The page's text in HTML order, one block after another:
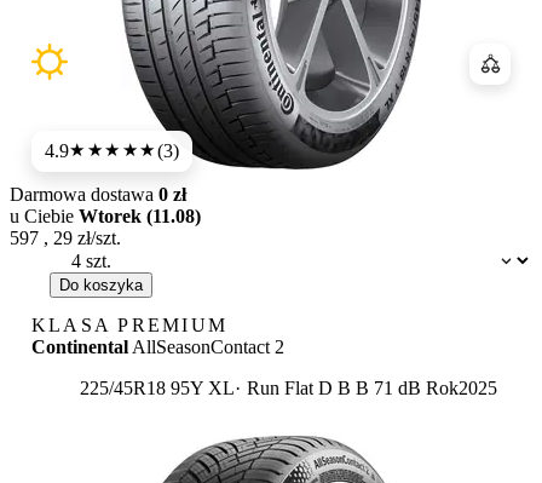
4.9★★★★★(3)
Dostępność:
Darmowa dostawa 0 zł
u Ciebie Wtorek (11.08)
597 , 29 zł/szt.
Do koszyka
KLASA PREMIUM
Continental AllSeasonContact 2
225/45R18 95Y XL
Run Flat Etykieta:
D B B 71 dB Rok2025